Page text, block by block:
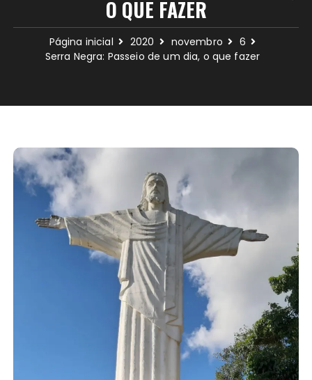
O QUE FAZER
Página inicial 2020 novembro
6
Serra Negra: Passeio de um dia, o que fazer